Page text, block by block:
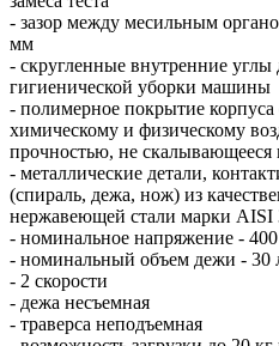
- зазор между месильным
мм
- скругленные внутренние углы
гигиенической уборки машины
- полимерное покрытие
химическому и физическому
прочностью, не скалывающееся
- металлические детали,
(спираль, дежа, нож) из
нержавеющей стали марки AISI
- номинальное напряжение -
- номинальный объем дежи - 30
- 2 скорости
- дежа несъемная
- траверса неподъемная